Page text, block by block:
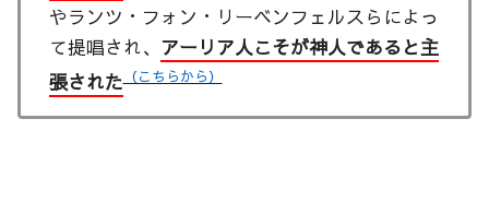
やランツ・フォン・リーベンフェルスらによっ
て提唱され、 アーリア人こそが神人であると主
張された （こちらから）